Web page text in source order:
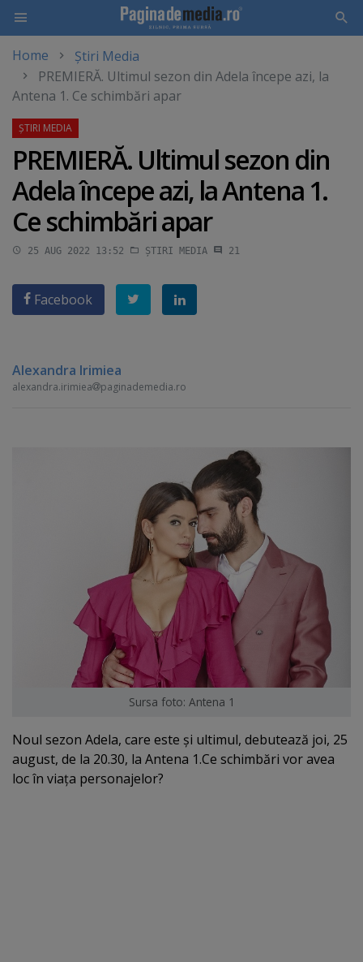
main
content
Home
Știri Media
PREMIERĂ. Ultimul sezon din Adela începe azi, la
Antena 1. Ce schimbări apar
PREMIERĂ. Ultimul sezon din
Adela începe azi, la Antena 1.
Ce schimbări apar
25 AUG 2022 13:52 ȘTIRI MEDIA 21
Facebook
Alexandra Irimiea
alexandra.irimiea paginademedia.ro
Sursa foto: Antena 1
Noul sezon Adela, care este şi ultimul, debutează joi, 25
august, de la 20.30, la Antena 1.Ce schimbări vor avea
loc în viaţa personajelor?